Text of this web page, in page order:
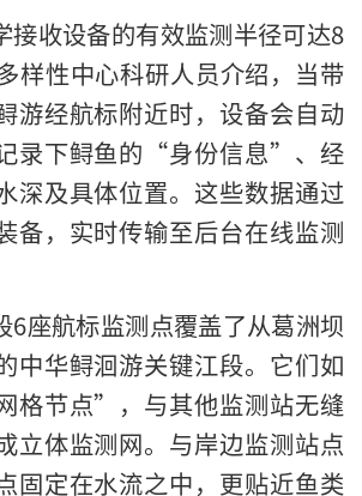
接收设备的有效监测半径可达8
样性中心科研人员介绍，当带
游经航标附近时，设备会自动
录下鲟鱼的“身份信息”、经
深及具体位置。这些数据通过
备，实时传输至后台在线监测
6座航标监测点覆盖了从葛洲坝
中华鲟洄游关键江段。它们如
格节点”，与其他监测站无缝
立体监测网。与岸边监测站点
固定在水流之中，更贴近鱼类